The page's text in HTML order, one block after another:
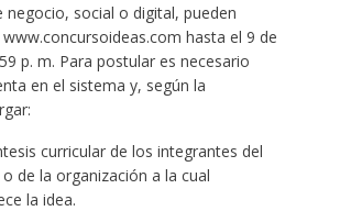
negocio, social o digital, pueden
hasta el 9 de
p. m. Para postular es necesario
en el sistema y, según la
curricular de los integrantes del
de la organización a la cual
la idea.